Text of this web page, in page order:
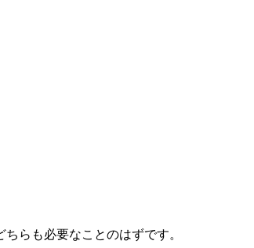
らも必要なことのはずです。